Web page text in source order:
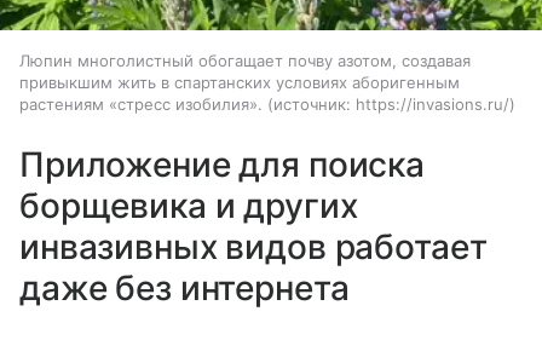
Люпин многолистный обогащает почву азотом, создавая
привыкшим жить в спартанских условиях аборигенным
растениям «стресс изобилия».
источник: https://invasions.ru/
Приложение для поиска
борщевика и других
инвазивных видов работает
даже без интернета